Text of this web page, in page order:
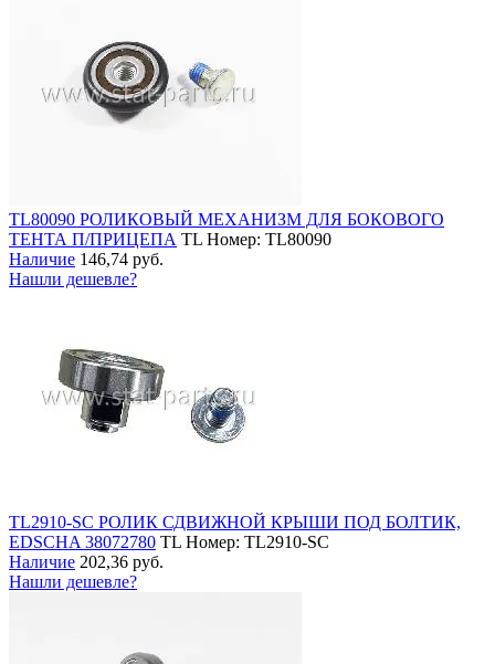
TL80090 РОЛИКОВЫЙ МЕХАНИЗМ ДЛЯ БОКОВОГО
ТЕНТА П/ПРИЦЕПА TL Номер: TL80090
Наличие 146,74 руб.
Нашли дешевле?
TL2910-SC РОЛИК СДВИЖНОЙ КРЫШИ ПОД БОЛТИК,
EDSCHA 38072780 TL Номер: TL2910-SC
Наличие 202,36 руб.
Нашли дешевле?